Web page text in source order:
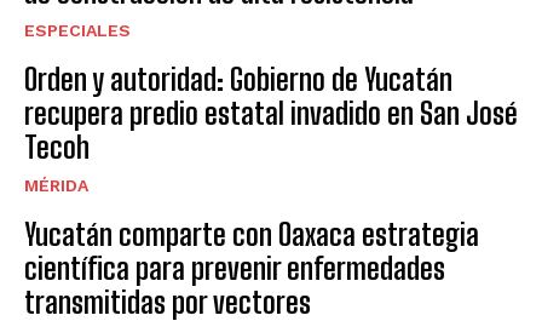
ESPECIALES
Orden y autoridad: Gobierno de Yucatán
recupera predio estatal invadido en San José
Tecoh
MÉRIDA
Yucatán comparte con Oaxaca estrategia
científica para prevenir enfermedades
transmitidas por vectores